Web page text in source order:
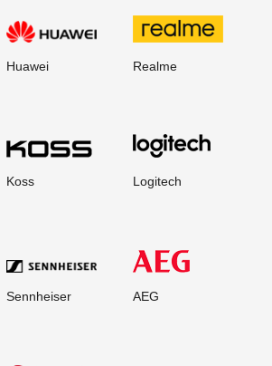
Huawei Realme
Koss Logitech
Sennheiser AEG